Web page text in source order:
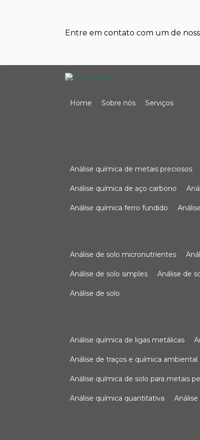
Entre em contato com um de
Home Sobre nós Serviços
análise química de metais preciosos
análise química de aço carbono
análise química ferro fundido
análise de solo micronutrientes
análise de solo simples análise de
análise de solo
análise química de ligas metálicas
análise de traços e química ambiental
análise química de solo para metais
análise química quantitativa